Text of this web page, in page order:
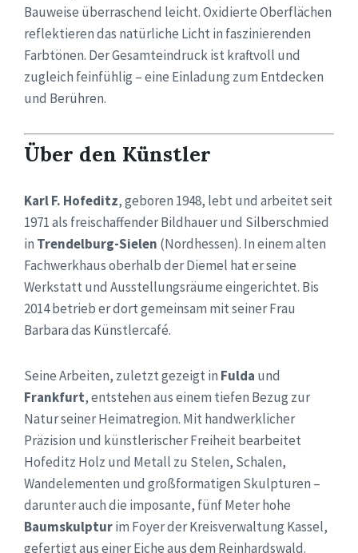
Bauweise überraschend leicht. Oxidierte Oberflächen
reflektieren das natürliche Licht in faszinierenden
Farbtönen. Der Gesamteindruck ist kraftvoll und
zugleich feinfühlig – eine Einladung zum Entdecken
und Berühren.
Über den Künstler
Karl F. Hofeditz, geboren 1948, lebt und arbeitet seit
1971 als freischaffender Bildhauer und Silberschmied
in Trendelburg-Sielen (Nordhessen). In einem alten
Fachwerkhaus oberhalb der Diemel hat er seine
Werkstatt und Ausstellungsräume eingerichtet. Bis
2014 betrieb er dort gemeinsam mit seiner Frau
Barbara das Künstlercafé.
Seine Arbeiten, zuletzt gezeigt in Fulda und
Frankfurt, entstehen aus einem tiefen Bezug zur
Natur seiner Heimatregion. Mit handwerklicher
Präzision und künstlerischer Freiheit bearbeitet
Hofeditz Holz und Metall zu Stelen, Schalen,
Wandelementen und großformatigen Skulpturen –
darunter auch die imposante, fünf Meter hohe
Baumskulpturim Foyer der Kreisverwaltung Kassel,
gefertigt aus einer Eiche aus dem Reinhardswald.